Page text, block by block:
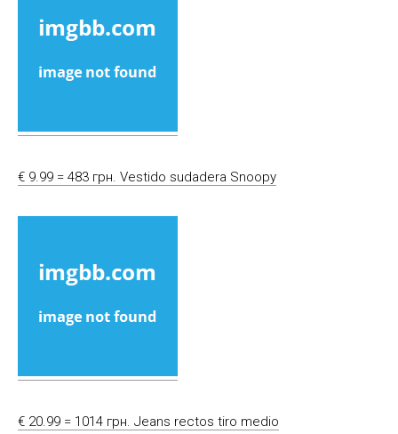
€ 9.99 = 483 грн. Vestido sudadera Snoopy
€ 20.99 = 1014 грн. Jeans rectos tiro medio